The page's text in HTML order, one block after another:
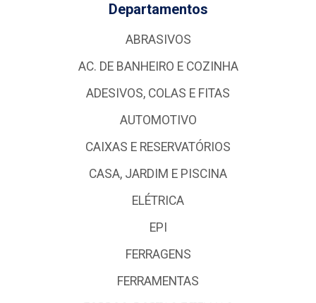
Departamentos
ABRASIVOS
AC. DE BANHEIRO E COZINHA
ADESIVOS, COLAS E FITAS
AUTOMOTIVO
CAIXAS E RESERVATÓRIOS
CASA, JARDIM E PISCINA
ELÉTRICA
EPI
FERRAGENS
FERRAMENTAS